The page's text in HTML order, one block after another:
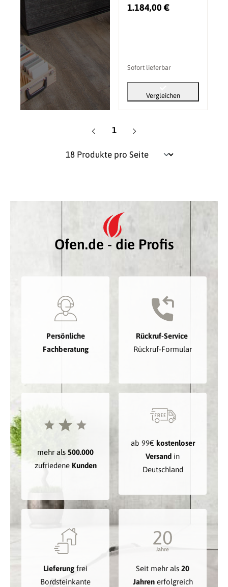
1.184,00 €
Sofort lieferbar
Vergleichen
Seite
1
Ofen.de - die Profis
Persönliche
Fachberatung
Rückruf-Service
Rückruf-Formular
mehr als 500.000
zufriedene Kunden
ab 99€ kostenloser
Versand in
Deutschland
Lieferung frei
Bordsteinkante
Seit mehr als 20
Jahrenerfolgreich